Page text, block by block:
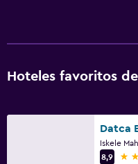
Hoteles favoritos
Datca
8,9
3